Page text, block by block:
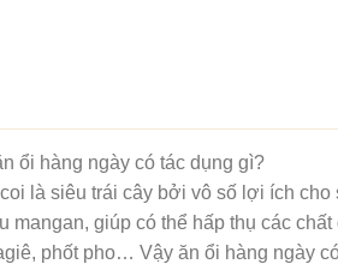
ổi hàng ngày có tác dụng gì?
là siêu trái cây bởi vô số lợi ích cho
mangan, giúp có thể hấp thụ các chất
phốt pho… Vậy ăn ổi hàng ngày